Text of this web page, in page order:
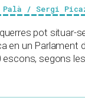
Palà / Sergi
pot situar-
en un Parlament
escons, segons